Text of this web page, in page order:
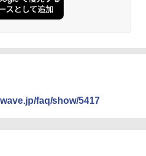
faq/show/5417